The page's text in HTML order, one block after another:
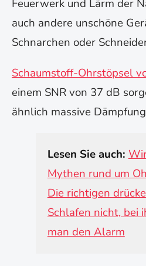
Feuerwerk und Lärm der
auch andere unschöne
Schnarchen oder
Schaumstoff-Ohrstöpsel
einem SNR von 37 dB
ähnlich massive
Lesen Sie auch:
Mythen rund um
Die richtigen
Schlafen nicht, bei
man den Alarm